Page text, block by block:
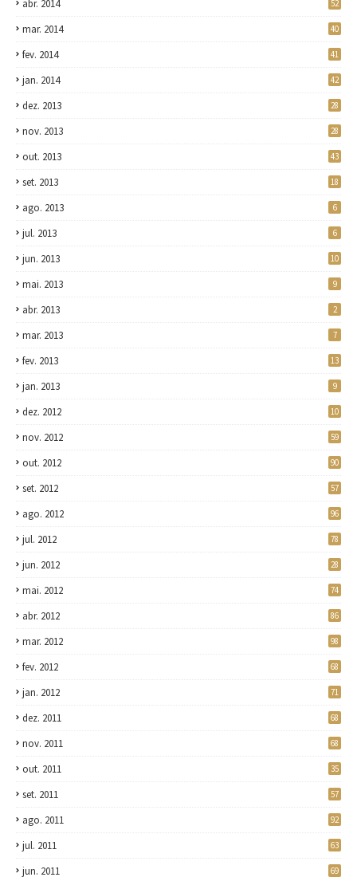
abr. 2014 52
mar. 2014 40
fev. 2014 41
jan. 2014 42
dez. 2013 28
nov. 2013 28
out. 2013 43
set. 2013 18
ago. 2013 6
jul. 2013 6
jun. 2013 10
mai. 2013 9
abr. 2013 2
mar. 2013 7
fev. 2013 13
jan. 2013 9
dez. 2012 10
nov. 2012 59
out. 2012 90
set. 2012 57
ago. 2012 96
jul. 2012 78
jun. 2012 28
mai. 2012 74
abr. 2012 86
mar. 2012 98
fev. 2012 68
jan. 2012 71
dez. 2011 68
nov. 2011 68
out. 2011 35
set. 2011 57
ago. 2011 92
jul. 2011 63
jun. 2011 69